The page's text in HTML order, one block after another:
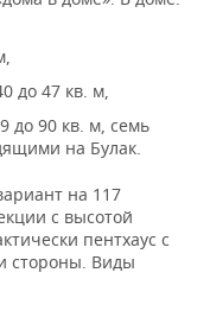
до 47 кв. м,
до 90 кв. м, семь
на Булак.
на 117
с высотой
пентхаус с
стороны. Виды